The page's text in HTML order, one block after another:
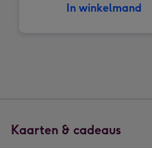
In winkelmand
Kaarten & cadeaus